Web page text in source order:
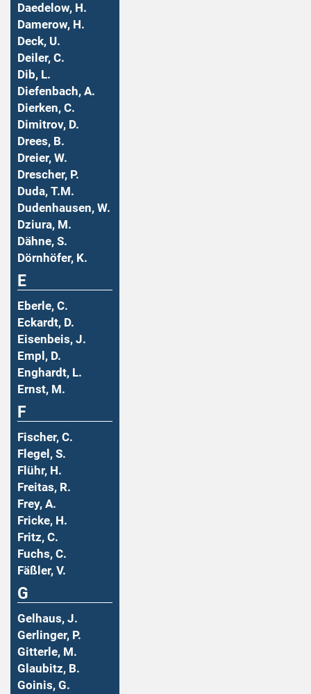
Daedelow, H.
Damerow, H.
Deck, U.
Deiler, C.
Dib, L.
Diefenbach, A.
Dierken, C.
Dimitrov, D.
Drees, B.
Dreier, W.
Drescher, P.
Duda, T.M.
Dudenhausen, W.
Dziura, M.
Dähne, S.
Dörnhöfer, K.
E
Eberle, C.
Eckardt, D.
Eisenbeis, J.
Empl, D.
Enghardt, L.
Ernst, M.
F
Fischer, C.
Flegel, S.
Flühr, H.
Freitas, R.
Frey, A.
Fricke, H.
Fritz, C.
Fuchs, C.
Fäßler, V.
G
Gelhaus, J.
Gerlinger, P.
Gitterle, M.
Glaubitz, B.
Goinis, G.